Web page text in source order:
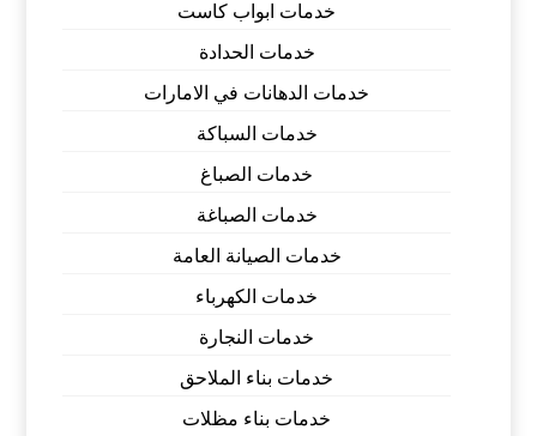
خدمات ابواب كاست
خدمات الحدادة
خدمات الدهانات في الامارات
خدمات السباكة
خدمات الصباغ
خدمات الصباغة
خدمات الصيانة العامة
خدمات الكهرباء
خدمات النجارة
خدمات بناء الملاحق
خدمات بناء مظلات